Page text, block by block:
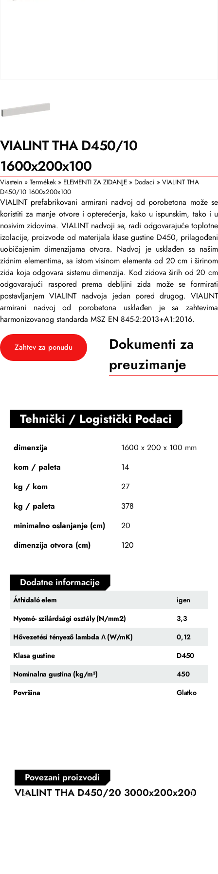
VIALINT THA D450/10
1600x200x100
Viastein » Termékek » ELEMENTI ZA ZIDANJE » Dodaci » VIALINT THA
D450/10 1600x200x100
VIALINT prefabrikovani armirani nadvoj od porobetona može se
koristiti za manje otvore i opterećenja, kako u ispunskim, tako i u
nosivim zidovima. VIALINT nadvoji se, radi odgovarajuće toplotne
izolacije, proizvode od materijala klase gustine D450, prilagođeni
uobičajenim dimenzijama otvora. Nadvoj je usklađen sa našim
zidnim elementima, sa istom visinom elementa od 20 cm i širinom
zida koja odgovara sistemu dimenzija. Kod zidova širih od 20 cm
odgovarajući raspored prema debljini zida može se formirati
postavljanjem VIALINT nadvoja jedan pored drugog. VIALINT
armirani nadvoj od porobetona usklađen je sa zahtevima
harmonizovanog standarda MSZ EN 845-2:2013+A1:2016.
Zahtev za ponudu
Dokumenti za
preuzimanje
Tehnički / Logistički Podaci
dimenzija
1600 x 200 x 100 mm
kom / paleta
14
kg / kom
27
kg / paleta
378
minimalno oslanjanje (cm)
20
dimenzija otvora (cm)
120
Dodatne informacije
Áthidaló elem
igen
Nyomó- szilárdsági osztály (N/mm2)
3,3
Hővezetési tényező lambda Λ (W/mK)
0,12
Klasa gustine
D450
Nominalna gustina (kg/m³)
450
Površina
Glatko
Povezani proizvodi
VIALINT THA D450/20 3000x200x200